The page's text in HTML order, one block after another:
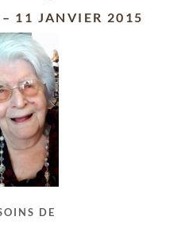
– 11 JANVIER 2015
DE